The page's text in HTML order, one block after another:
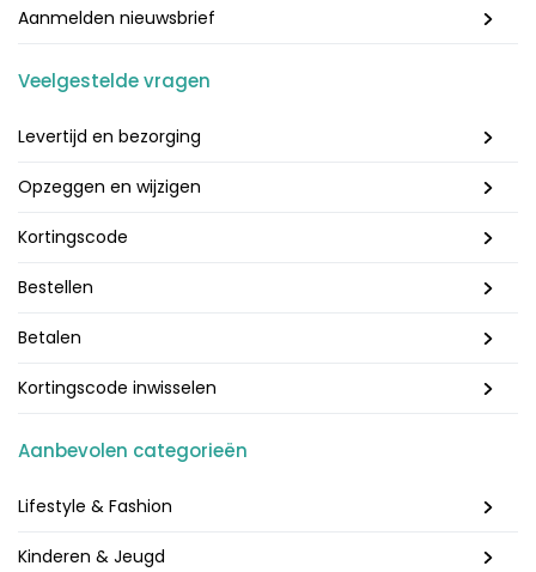
Aanmelden nieuwsbrief
Veelgestelde vragen
Levertijd en bezorging
Opzeggen en wijzigen
Kortingscode
Bestellen
Betalen
Kortingscode inwisselen
Aanbevolen categorieën
Lifestyle & Fashion
Kinderen & Jeugd